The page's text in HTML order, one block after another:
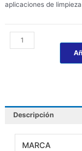
aplicaciones de
GRATA
3
cantidad
Descripción
MARCA